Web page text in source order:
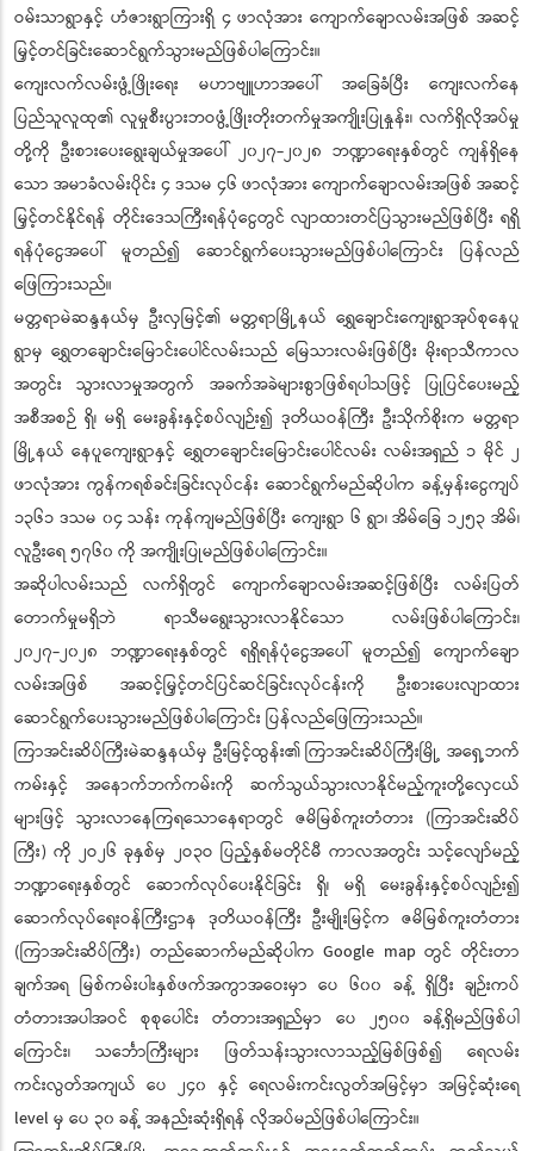
ဝမ်းသာရွာနှင့် ဟံဇားရွာကြားရှိ ၄ ဖာလုံအား ကျောက်ချောလမ်းအဖြစ် အဆင့်
မြှင့်တင်ခြင်းဆောင်ရွက်သွားမည်ဖြစ်ပါကြောင်း။
ကျေးလက်လမ်းဖွံ့ဖြိုးရေး မဟာဗျူဟာအပေါ် အခြေခံပြီး ကျေးလက်နေ
ပြည်သူလူထု၏ လူမှုစီးပွားဘဝဖွံ့ဖြိုးတိုးတက်မှုအကျိုးပြုနှုန်း၊ လက်ရှိလိုအပ်မှု
တို့ကို ဦးစားပေးရွေးချယ်မှုအပေါ် ၂၀၂၇-၂၀၂၈ ဘဏ္ဍာရေးနှစ်တွင် ကျန်ရှိနေ
သော အမာခံလမ်းပိုင်း ၄ ဒသမ ၄၆ ဖာလုံအား ကျောက်ချောလမ်းအဖြစ် အဆင့်
မြှင့်တင်နိုင်ရန် တိုင်းဒေသကြီးရန်ပုံငွေတွင် လျာထားတင်ပြသွားမည်ဖြစ်ပြီး ရရှိ
ရန်ပုံငွေအပေါ် မူတည်၍ ဆောင်ရွက်ပေးသွားမည်ဖြစ်ပါကြောင်း ပြန်လည်
ဖြေကြားသည်။
မတ္တရာမဲဆန္ဒနယ်မှ ဦးလှမြင့်၏ မတ္တရာမြို့နယ် ရွှေချောင်းကျေးရွာအုပ်စုနေပူ
ရွာမှ ရွှေတချောင်းမြောင်းပေါင်လမ်းသည် မြေသားလမ်းဖြစ်ပြီး မိုးရာသီကာလ
အတွင်း သွားလာမှုအတွက် အခက်အခဲများစွာဖြစ်ရပါသဖြင့် ပြုပြင်ပေးမည့်
အစီအစဉ် ရှိ၊ မရှိ မေးခွန်းနှင့်စပ်လျဉ်း၍ ဒုတိယဝန်ကြီး ဦးသိုက်စိုးက မတ္တရာ
မြို့နယ် နေပူကျေးရွာနှင့် ရွှေတချောင်းမြောင်းပေါင်လမ်း လမ်းအရှည် ၁ မိုင် ၂
ဖာလုံအား ကွန်ကရစ်ခင်းခြင်းလုပ်ငန်း ဆောင်ရွက်မည်ဆိုပါက ခန့်မှန်းငွေကျပ်
၁၃၆၁ ဒသမ ၀၄ သန်း ကုန်ကျမည်ဖြစ်ပြီး ကျေးရွာ ၆ ရွာ၊ အိမ်ခြေ ၁၂၅၃ အိမ်၊
လူဦးရေ ၅၇၆၀ ကို အကျိုးပြုမည်ဖြစ်ပါကြောင်း။
အဆိုပါလမ်းသည် လက်ရှိတွင် ကျောက်ချောလမ်းအဆင့်ဖြစ်ပြီး လမ်းပြတ်
တောက်မှုမရှိဘဲ ရာသီမရွေးသွားလာနိုင်သော လမ်းဖြစ်ပါကြောင်း၊
၂၀၂၇-၂၀၂၈ ဘဏ္ဍာရေးနှစ်တွင် ရရှိရန်ပုံငွေအပေါ် မူတည်၍ ကျောက်ချော
လမ်းအဖြစ် အဆင့်မြှင့်တင်ပြင်ဆင်ခြင်းလုပ်ငန်းကို ဦးစားပေးလျာထား
ဆောင်ရွက်ပေးသွားမည်ဖြစ်ပါကြောင်း ပြန်လည်ဖြေကြားသည်။
ကြာအင်းဆိပ်ကြီးမဲဆန္ဒနယ်မှ ဦးမြင့်ထွန်း၏ ကြာအင်းဆိပ်ကြီးမြို့ အရှေ့ဘက်
ကမ်းနှင့် အနောက်ဘက်ကမ်းကို ဆက်သွယ်သွားလာနိုင်မည့်ကူးတို့လှေငယ်
များဖြင့် သွားလာနေကြရသောနေရာတွင် ဇမိမြစ်ကူးတံတား (ကြာအင်းဆိပ်
ကြီး) ကို ၂ဝ၂၆ ခုနှစ်မှ ၂ဝ၃ဝ ပြည့်နှစ်မတိုင်မီ ကာလအတွင်း သင့်လျော်မည့်
ဘဏ္ဍာရေးနှစ်တွင် ဆောက်လုပ်ပေးနိုင်ခြင်း ရှိ၊ မရှိ မေးခွန်းနှင့်စပ်လျဉ်း၍
ဆောက်လုပ်ရေးဝန်ကြီးဌာန ဒုတိယဝန်ကြီး ဦးမျိုးမြင့်က ဇမိမြစ်ကူးတံတား
(ကြာအင်းဆိပ်ကြီး) တည်ဆောက်မည်ဆိုပါက Google map တွင် တိုင်းတာ
ချက်အရ မြစ်ကမ်းပါးနှစ်ဖက်အကွာအဝေးမှာ ပေ ၆၀၀ ခန့် ရှိပြီး ချဉ်းကပ်
တံတားအပါအဝင် စုစုပေါင်း တံတားအရှည်မှာ ပေ ၂၅၀၀ ခန့်ရှိမည်ဖြစ်ပါ
ကြောင်း၊ သင်္ဘောကြီးများ ဖြတ်သန်းသွားလာသည့်မြစ်ဖြစ်၍ ရေလမ်း
ကင်းလွတ်အကျယ် ပေ ၂၄၀ နှင့် ရေလမ်းကင်းလွတ်အမြင့်မှာ အမြင့်ဆုံးရေ
level မှ ပေ ၃၀ ခန့် အနည်းဆုံးရှိရန် လိုအပ်မည်ဖြစ်ပါကြောင်း။